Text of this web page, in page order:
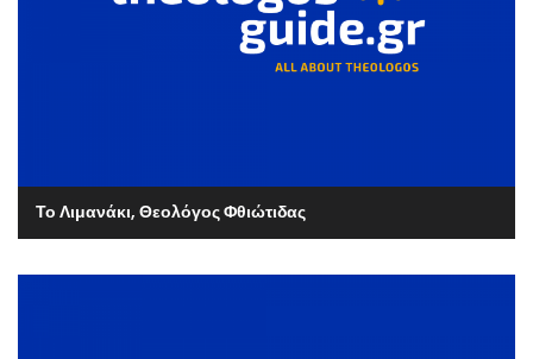
Το Λιμανάκι, Θεολόγος Φθιώτιδας